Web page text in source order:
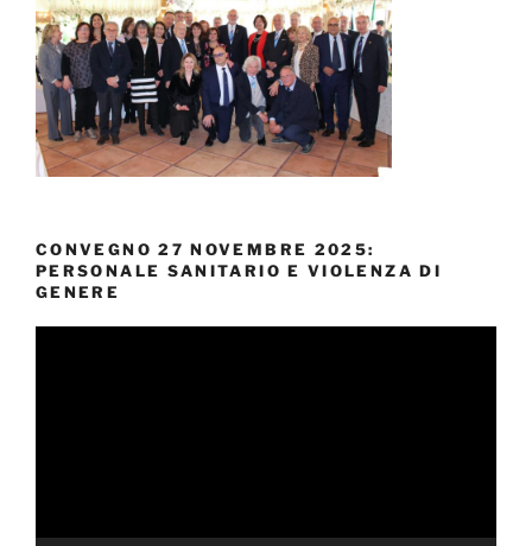
CONVEGNO 27 NOVEMBRE 2025:
PERSONALE SANITARIO E VIOLENZA DI
GENERE